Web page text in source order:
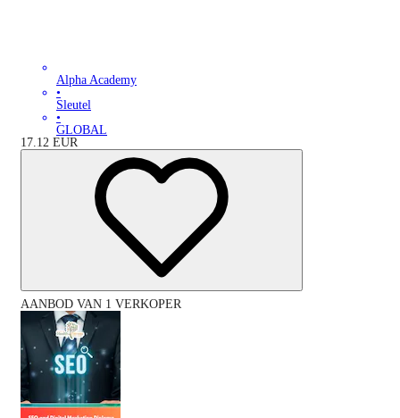
Alpha Academy
•
Sleutel
•
GLOBAL
17.12 EUR
AANBOD VAN 1 VERKOPER